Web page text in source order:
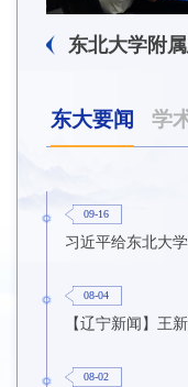
东大要闻 学
09-16
习近平给东北大
08-04
【辽宁新闻】王
08-02